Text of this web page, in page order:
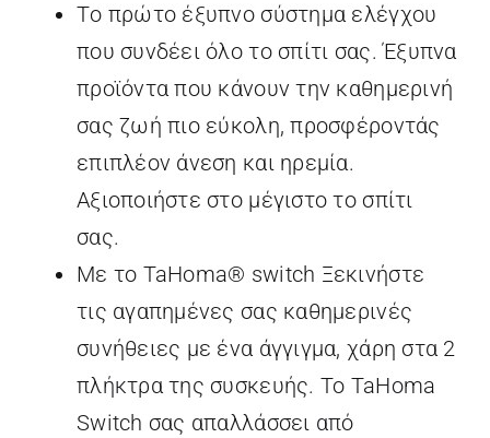
Tο πρώτο έξυπνο σύστημα ελέγχου
που συνδέει όλο το σπίτι σας. Έξυπνα
προϊόντα που κάνουν την καθημερινή
σας ζωή πιο εύκολη, προσφέροντάς
επιπλέον άνεση και ηρεμία.
Αξιοποιήστε στο μέγιστο το σπίτι
σας.
Με το TaHoma® switch Ξεκινήστε
τις αγαπημένες σας καθημερινές
συνήθειες με ένα άγγιγμα, χάρη στα 2
πλήκτρα της συσκευής. Το TaHoma
Switch σας απαλλάσσει από